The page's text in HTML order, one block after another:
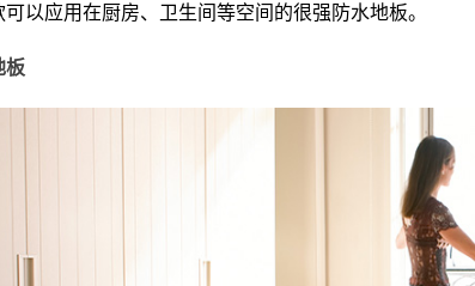
以应用在厨房、卫生间等空间的很强防水地板。
板